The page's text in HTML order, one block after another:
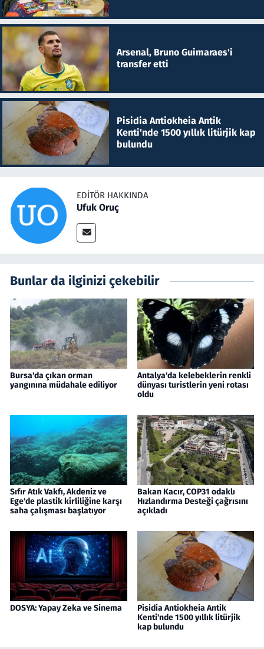
Arsenal, Bruno Guimaraes'i
transfer etti
Pisidia Antiokheia Antik
Kenti'nde 1500 yıllık litürjik kap
bulundu
EDITÖR HAKKINDA
Ufuk Oruç
Bunlar da ilginizi çekebilir
Bursa'da çıkan orman
yangınına müdahale ediliyor
Antalya'da kelebeklerin renkli
dünyası turistlerin yeni rotası
oldu
Sıfır Atık Vakfı, Akdeniz ve
Ege'de plastik kirliliğine karşı
saha çalışması başlatıyor
Bakan Kacır, COP31 odaklı
Hızlandırma Desteği çağrısını
açıkladı
DOSYA: Yapay Zeka ve Sinema
Pisidia Antiokheia Antik
Kenti'nde 1500 yıllık litürjik
kap bulundu